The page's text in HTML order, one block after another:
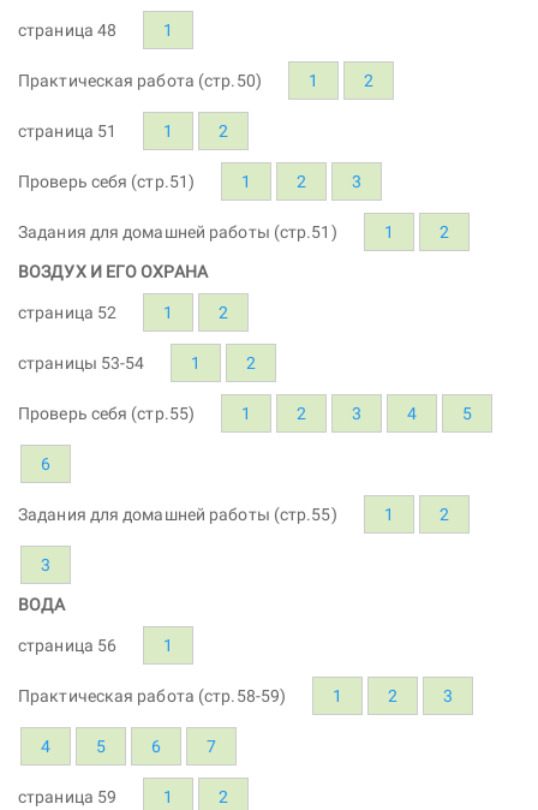
страница 48 1
Практическая работа (стр.50) 1 2
страница 51 1 2
Проверь себя (стр.51) 1 2 3
Задания для домашней работы (стр.51) 1 2
ВОЗДУХ И ЕГО ОХРАНА
страница 52 1 2
страницы 53-54 1 2
Проверь себя (стр.55) 1 2 3 4 5
6
Задания для домашней работы (стр.55) 1 2
3
ВОДА
страница 56 1
Практическая работа (стр.58-59) 1 2 3
4 5 6 7
страница 59 1 2